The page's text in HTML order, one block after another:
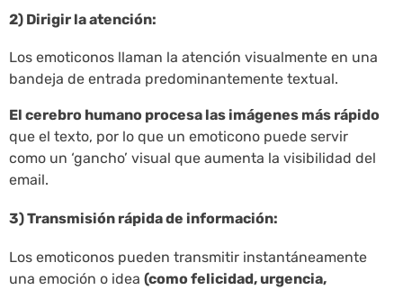
2) Dirigir la atención:
Los emoticonos llaman la atención visualmente en una
bandeja de entrada predominantemente textual.
El cerebro humano procesa las imágenes más rápido
que el texto, por lo que un emoticono puede servir
como un ‘gancho’ visual que aumenta la visibilidad del
email.
3) Transmisión rápida de información:
Los emoticonos pueden transmitir instantáneamente
una emoción o idea (como felicidad, urgencia,